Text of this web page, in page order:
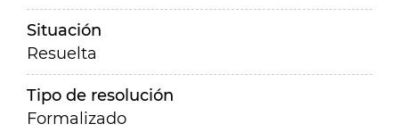
Situación
Resuelta
Tipo de resolución
Formalizado